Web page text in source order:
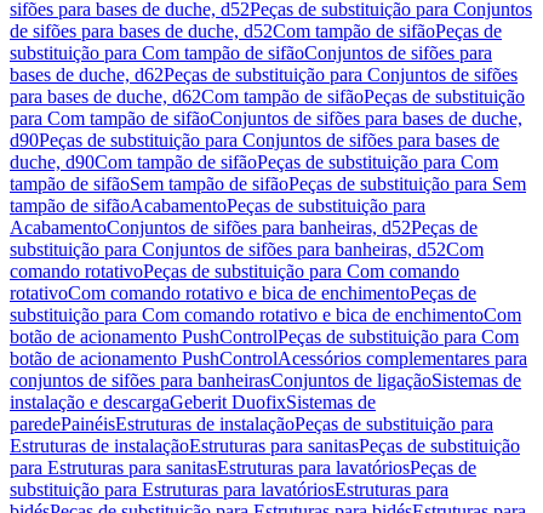
sifões para bases de duche, d52Peças de substituição para Conjuntos
de sifões para bases de duche, d52Com tampão de sifãoPeças de
substituição para Com tampão de sifãoConjuntos de sifões para
bases de duche, d62Peças de substituição para Conjuntos de sifões
para bases de duche, d62Com tampão de sifãoPeças de substituição
para Com tampão de sifãoConjuntos de sifões para bases de duche,
d90Peças de substituição para Conjuntos de sifões para bases de
duche, d90Com tampão de sifãoPeças de substituição para Com
tampão de sifãoSem tampão de sifãoPeças de substituição para Sem
tampão de sifãoAcabamentoPeças de substituição para
AcabamentoConjuntos de sifões para banheiras, d52Peças de
substituição para Conjuntos de sifões para banheiras, d52Com
comando rotativoPeças de substituição para Com comando
rotativoCom comando rotativo e bica de enchimentoPeças de
substituição para Com comando rotativo e bica de enchimentoCom
botão de acionamento PushControlPeças de substituição para Com
botão de acionamento PushControlAcessórios complementares para
conjuntos de sifões para banheirasConjuntos de ligaçãoSistemas de
instalação e descargaGeberit DuofixSistemas de
paredePainéisEstruturas de instalaçãoPeças de substituição para
Estruturas de instalaçãoEstruturas para sanitasPeças de substituição
para Estruturas para sanitasEstruturas para lavatóriosPeças de
substituição para Estruturas para lavatóriosEstruturas para